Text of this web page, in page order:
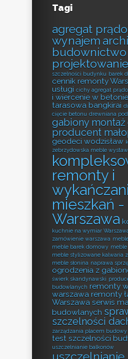
Tagi
agregat
wynajem
budownictwo
projektowanie
szczelności budynku barek
cennik remonty
usługi cichy agregat
i wiercenie w betonie
tarasowa bangkirai
cięcie betonu drewniana
gabiony montaż
producent
geodeci wodzisław
zebrzydowska meble
remonty i
mieszkań -
Warszawa
kuchnie na wymiar
zamówienie warszawa
meble barek domowy
meble stylizowane kalwaria
meble słonina naprawa
ogrodzenia z
świerk skandynawski
budowlanych remonty
warszawa remonty
Warszawa serwis
budowlanych
szczelności
zarządzania placem budowy
test szczelności
uszczelnianie balkonów
uszczelnianie